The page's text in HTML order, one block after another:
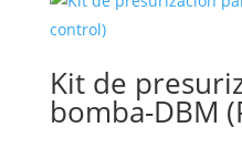
Kit de
bomba-DBM